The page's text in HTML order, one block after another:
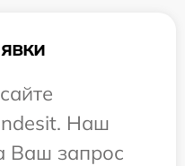
Наш
Ваш запрос